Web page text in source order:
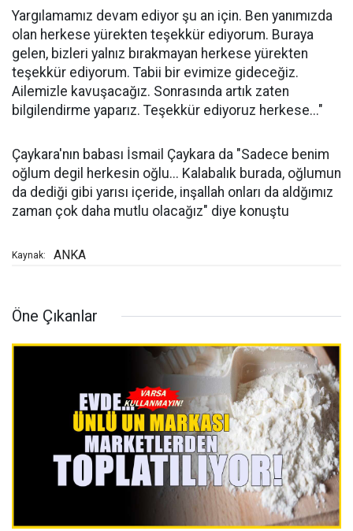
Yargılamamız devam ediyor şu an için. Ben yanımızda
olan herkese yürekten teşekkür ediyorum. Buraya
gelen, bizleri yalnız bırakmayan herkese yürekten
teşekkür ediyorum. Tabii bir evimize gideceğiz.
Ailemizle kavuşacağız. Sonrasında artık zaten
bilgilendirme yaparız. Teşekkür ediyoruz herkese..."
Çaykara'nın babası İsmail Çaykara da "Sadece benim
oğlum degil herkesin oğlu... Kalabalık burada, oğlumun
da dediği gibi yarısı içeride, inşallah onları da aldğımız
zaman çok daha mutlu olacağız" diye konuştu
Kaynak: ANKA
Öne Çıkanlar